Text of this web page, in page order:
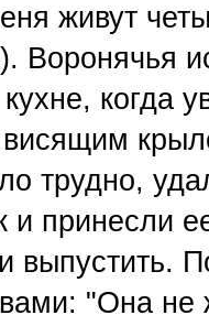
живут
Воронячья
когда
трудно,
и принесли
выпустить.
"Она не